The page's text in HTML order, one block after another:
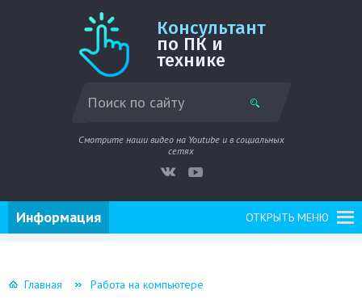
Консультант
по ПК и
технике
Смотрите наши видео на Youtube и в социальных
сетях
ОТКРЫТЬ МЕНЮ
Информация
Главная Работа на компьютере